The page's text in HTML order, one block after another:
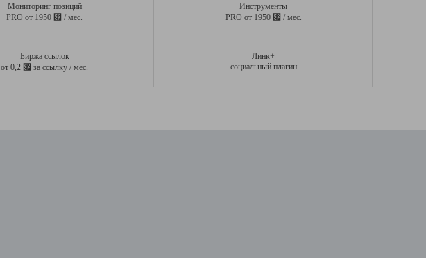
Мониторинг позиций
PRO от 1950 ⃏ / мес.
Инструменты
PRO от 1950 ⃏ / мес.
Биржа ссылок
от 0,2 ⃏ за ссылку / мес.
Линк+
социальный плагин